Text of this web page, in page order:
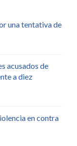
una tentativa de
acusados de
a diez
en contra